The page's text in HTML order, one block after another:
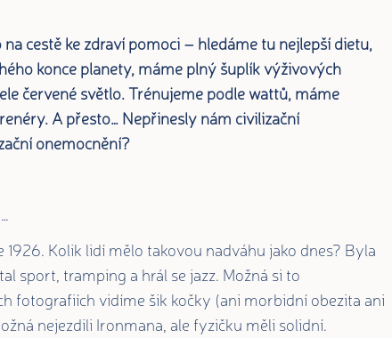
cestě ke zdraví pomoci – hledáme tu nejlepší dietu,
konce planety, máme plný šuplík výživových
červené světlo. Trénujeme podle wattů, máme
A přesto… Nepřinesly nám civilizační
onemocnění?
Kolik lidí mělo takovou nadváhu jako dnes? Byla
sport, tramping a hrál se jazz. Možná si to
fotografiích vidíme šik kočky (ani morbidní obezita ani
nejezdili Ironmana, ale fyzičku měli solidní.